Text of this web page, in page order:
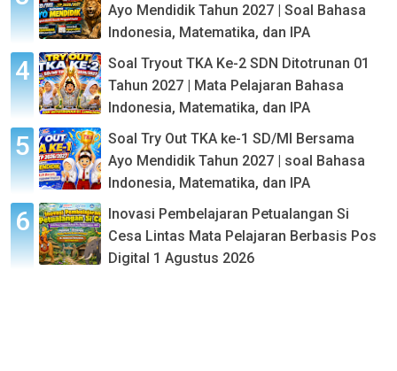
Ayo Mendidik Tahun 2027 | Soal Bahasa
Indonesia, Matematika, dan IPA
Soal Tryout TKA Ke-2 SDN Ditotrunan 01
Tahun 2027 | Mata Pelajaran Bahasa
Indonesia, Matematika, dan IPA
Soal Try Out TKA ke-1 SD/MI Bersama
Ayo Mendidik Tahun 2027 | soal Bahasa
Indonesia, Matematika, dan IPA
Inovasi Pembelajaran Petualangan Si
Cesa Lintas Mata Pelajaran Berbasis Pos
Digital 1 Agustus 2026